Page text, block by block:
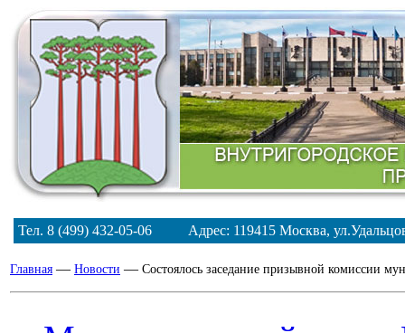
Тел. 8 (499) 432-05-06 Адрес: 119415 Москва,
Главная — Новости — Состоялось заседание призывной комиссии